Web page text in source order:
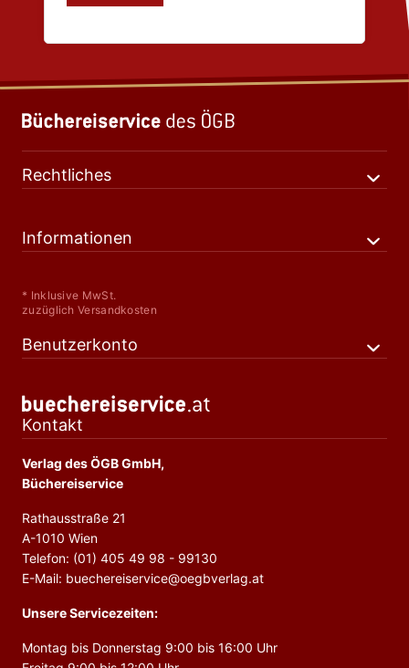
Rechtliches
Informationen
* Inklusive MwSt.
zuzüglich Versandkosten
Benutzerkonto
Kontakt
Verlag des ÖGB GmbH,
Büchereiservice
Rathausstraße 21
A-1010 Wien
Telefon: (01) 405 49 98 - 99130
E-Mail: buechereiservice@oegbverlag.at
Unsere Servicezeiten:
Montag bis Donnerstag 9:00 bis 16:00 Uhr